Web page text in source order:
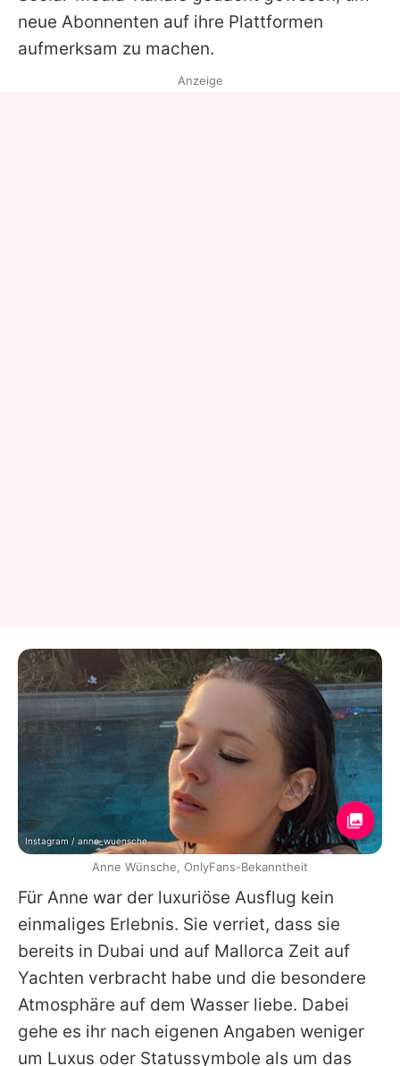
neue Abonnenten auf ihre Plattformen
aufmerksam zu machen.
Für Anne war der luxuriöse Ausflug kein
einmaliges Erlebnis. Sie verriet, dass sie
bereits in Dubai und auf Mallorca Zeit auf
Yachten verbracht habe und die besondere
Atmosphäre auf dem Wasser liebe. Dabei
gehe es ihr nach eigenen Angaben weniger
um Luxus oder Statussymbole als um das
Anzeige
Instagram / anne_wuensche
Anne Wünsche, OnlyFans-Bekanntheit